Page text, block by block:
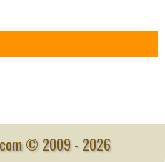
© 2009 -2026